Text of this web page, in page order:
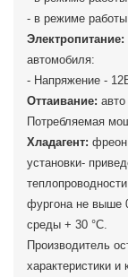
- в режиме
Электропитание:
автомобиля:
- Напряжение -
Оттаивание:
Потребляемая
Хладагент: фреон
установки-
фургона не выше
среды + 30 °С.
Производитель
характеристики